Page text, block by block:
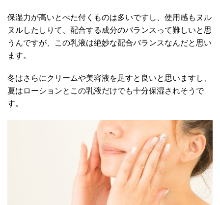
保湿力が高いとべた付くものは多いですし、使用感もヌル
ヌルしたしりて、配合する成分のバランスって難しいと思
うんですが、この乳液は絶妙な配合バランスなんだと思い
ます。
冬はさらにクリームや美容液を足すと良いと思いますし、
夏はローションとこの乳液だけでも十分保湿されそうで
す。